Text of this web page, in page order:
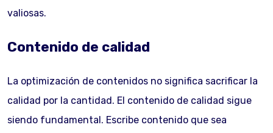
valiosas.
Contenido de calidad
La optimización de contenidos no significa sacrificar la
calidad por la cantidad. El contenido de calidad sigue
siendo fundamental. Escribe contenido que sea